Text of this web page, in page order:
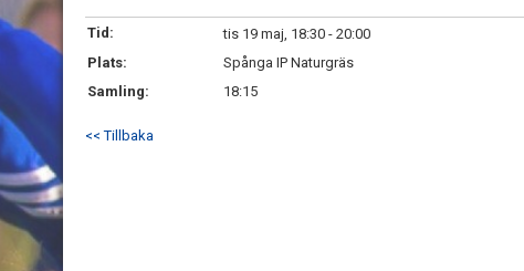
Tid:
tis 19 maj, 18:30 - 20:00
Plats:
Spånga IP Naturgräs
Samling:
18:15
<< Tillbaka